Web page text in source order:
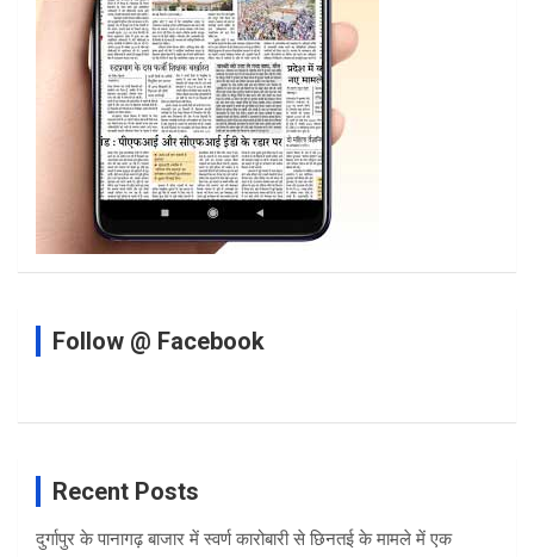
Follow @ Facebook
Recent Posts
दुर्गापुर के पानागढ़ बाजार में स्वर्ण कारोबारी से छिनतई के मामले में एक